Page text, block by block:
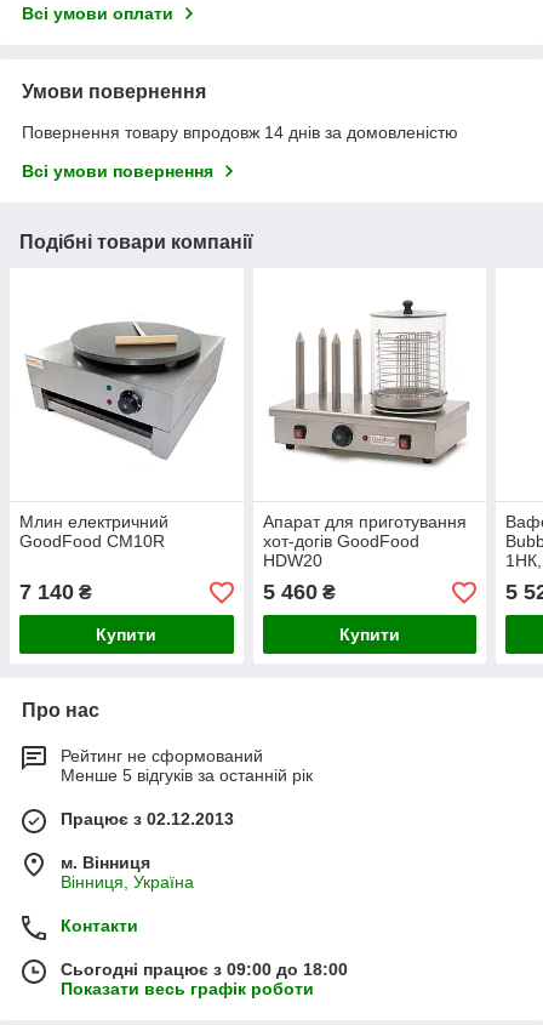
Всі умови оплати
Умови повернення
Повернення товару впродовж 14 днів за домовленістю
Всі умови повернення
Подібні товари компанії
Млин електричний
GoodFood CM10R
7 140 ₴
Купити
Апарат для приготування
хот-догів GoodFood
HDW20
5 460₴
Купити
1НК,
5
Про нас
Рейтинг не сформований
Менше 5 відгуків за останній рік
Працює з 02.12.2013
м. Вінниця
Вінниця, Україна
Контакти
Сьогодні працює з 09:00 до 18:00
Показати весь графік роботи